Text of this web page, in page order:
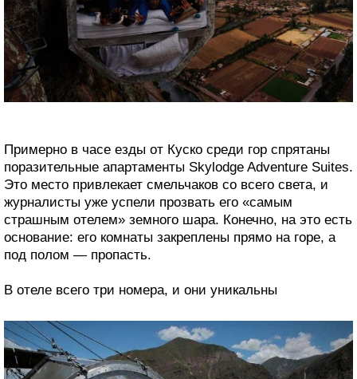
Примерно в часе езды от Куско среди гор спрятаны
поразительные апартаменты Skylodge Adventure Suites.
Это место привлекает смельчаков со всего света, и
журналисты уже успели прозвать его «самым
страшным отелем» земного шара. Конечно, на это есть
основание: его комнаты закреплены прямо на горе, а
под полом ― пропасть.
В отеле всего три номера, и они уникальны